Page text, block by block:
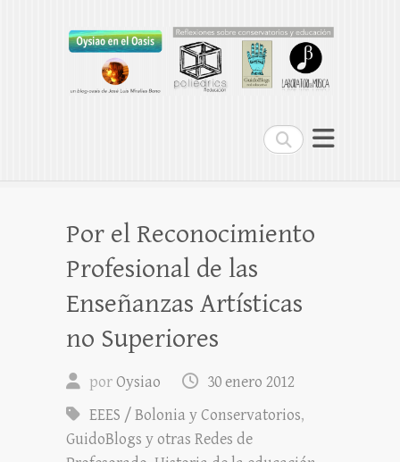
Buscar
Oysiao en el Oasis
Por el Reconocimiento
Profesional de las
Enseñanzas Artísticas
no Superiores
porOysiao
30 enero 2012
EEES / Bolonia y Conservatorios,
GuidoBlogs y otras Redes de